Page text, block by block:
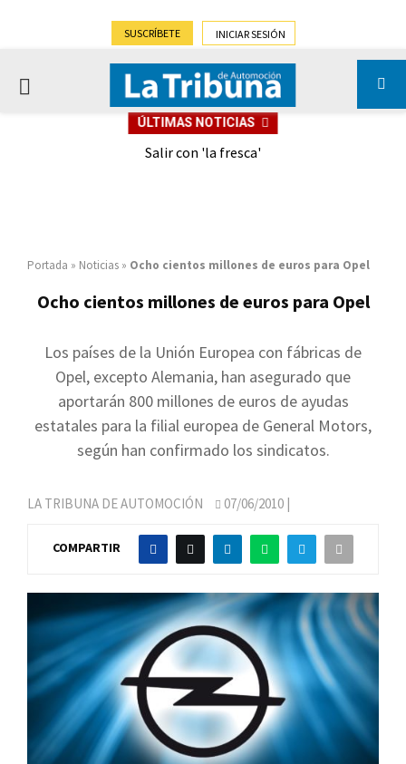
SUSCRÍBETE INICIAR SESIÓN
PRIMARY
ÚLTIMAS NOTICIAS
Salir con 'la fresca'
Portada » Noticias » Ocho cientos millones de euros para Opel
Ocho cientos millones de euros para Opel
Los países de la Unión Europea con fábricas de
Opel, excepto Alemania, han asegurado que
aportarán 800 millones de euros de ayudas
estatales para la filial europea de General Motors,
según han confirmado los sindicatos.
LA TRIBUNA DE AUTOMOCIÓN 07/06/2010 |
COMPARTIR